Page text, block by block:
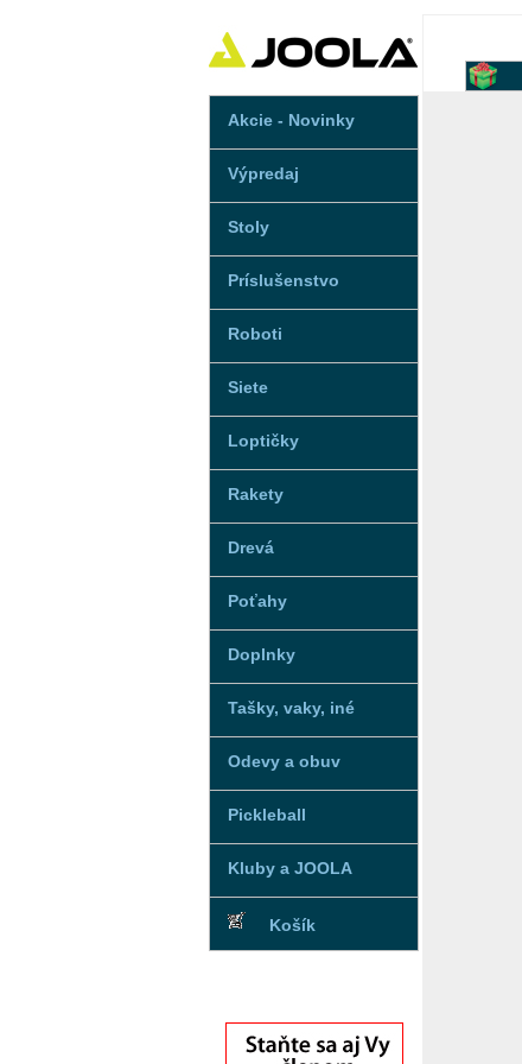
Akcie - Novinky
Výpredaj
Stoly
Príslušenstvo
Roboti
Siete
Loptičky
Rakety
Drevá
Poťahy
Doplnky
Tašky, vaky, iné
Odevy a obuv
Pickleball
Kluby a JOOLA
Košík